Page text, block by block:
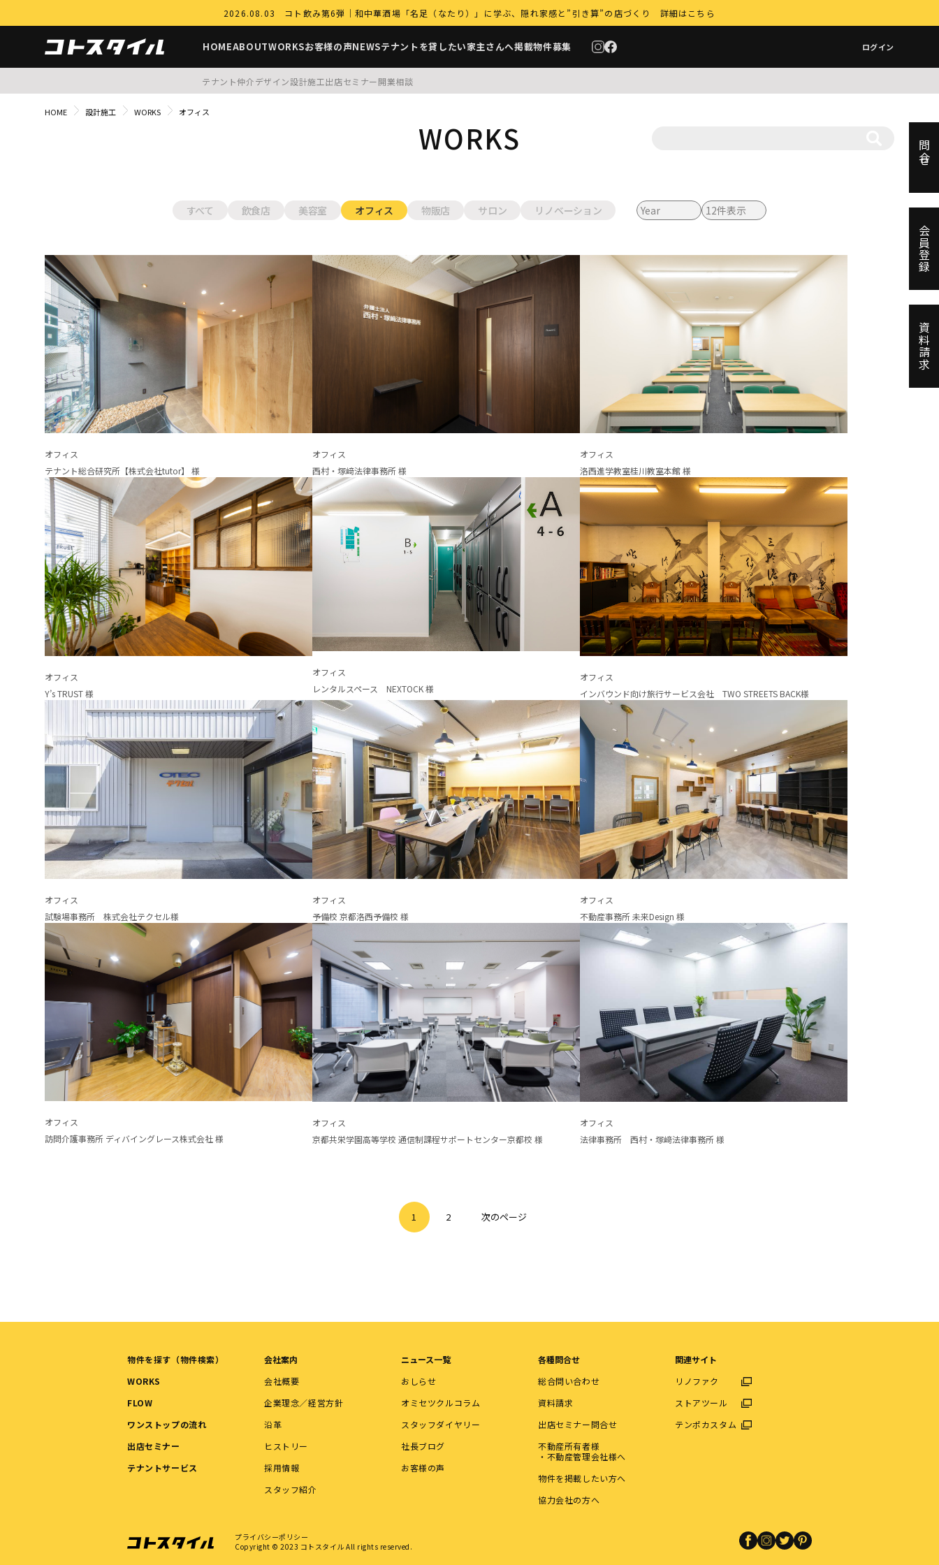
2026.08.03 コト飲み第6弾｜和中華酒場「名足（なたり）」に学ぶ、隠れ家感と”引き算”の店づくり 詳細はこちら
HOMEABOUTWORKSお客様の声NEWSテナントを貸したい家主さんへ掲載物件募集 ログイン
テナント仲介デザイン設計施工出店セミナー開業相談
HOME 設計施工 WORKS オフィス
WORKS
すべて 飲食店 美容室 オフィス 物販店 サロン リノベーション
オフィス
テナント総合研究所【株式会社tutor】 様
オフィス
西村・塚﨑法律事務所 様
オフィス
洛西進学教室桂川教室本館 様
オフィス
Y’s TRUST 様
オフィス
レンタルスペース NEXTOCK 様
オフィス
インバウンド向け旅行サービス会社 TWO STREETS BACK様
オフィス
試験場事務所 株式会社テクセル様
オフィス
予備校 京都洛西予備校 様
オフィス
不動産事務所 未来Design 様
オフィス
訪問介護事務所 ディバイングレース株式会社 様
オフィス
京都共栄学園高等学校 通信制課程サポートセンター京都校 様
オフィス
法律事務所 西村・塚﨑法律事務所 様
1 2 次のページ
物件を探す（物件検索）
WORKS
FLOW
ワンストップの流れ
出店セミナー
テナントサービス
会社案内
会社概要
企業理念／経営方針
沿革
ヒストリー
採用情報
スタッフ紹介
ニュース一覧
おしらせ
オミセツクルコラム
スタッフダイヤリー
社長ブログ
お客様の声
各種問合せ
総合問い合わせ
資料請求
出店セミナー問合せ
不動産所有者様
・不動産管理会社様へ
物件を掲載したい方へ
協力会社の方へ
関連サイト
リノファク
ストアツール
テンポカスタム
プライバシーポリシー
Copyright © 2023 コトスタイル All rights reserved.
問合せ
会員登録
資料請求